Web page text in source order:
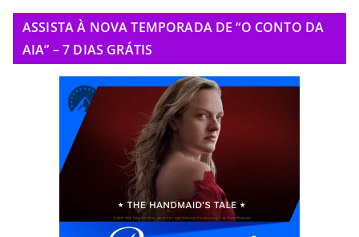
ASSISTA À NOVA TEMPORADA DE “O CONTO DA
AIA” – 7 DIAS GRÁTIS